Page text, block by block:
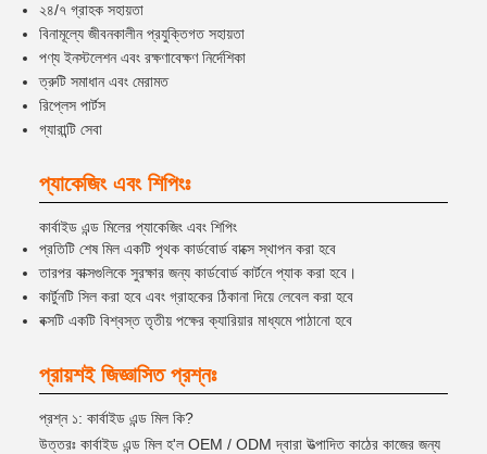
২৪/৭ গ্রাহক সহায়তা
বিনামূল্যে জীবনকালীন প্রযুক্তিগত সহায়তা
পণ্য ইনস্টলেশন এবং রক্ষণাবেক্ষণ নির্দেশিকা
ত্রুটি সমাধান এবং মেরামত
রিপ্লেস পার্টস
গ্যারান্টি সেবা
প্যাকেজিং এবং শিপিংঃ
কার্বাইড এন্ড মিলের প্যাকেজিং এবং শিপিং
প্রতিটি শেষ মিল একটি পৃথক কার্ডবোর্ড বাক্সে স্থাপন করা হবে
তারপর বাক্সগুলিকে সুরক্ষার জন্য কার্ডবোর্ড কার্টনে প্যাক করা হবে।
কার্টুনটি সিল করা হবে এবং গ্রাহকের ঠিকানা দিয়ে লেবেল করা হবে
বক্সটি একটি বিশ্বস্ত তৃতীয় পক্ষের ক্যারিয়ার মাধ্যমে পাঠানো হবে
প্রায়শই জিজ্ঞাসিত প্রশ্নঃ
প্রশ্ন ১: কার্বাইড এন্ড মিল কি?
উত্তরঃ কার্বাইড এন্ড মিল হ'ল OEM / ODM দ্বারা উত্পাদিত কাঠের কাজের জন্য